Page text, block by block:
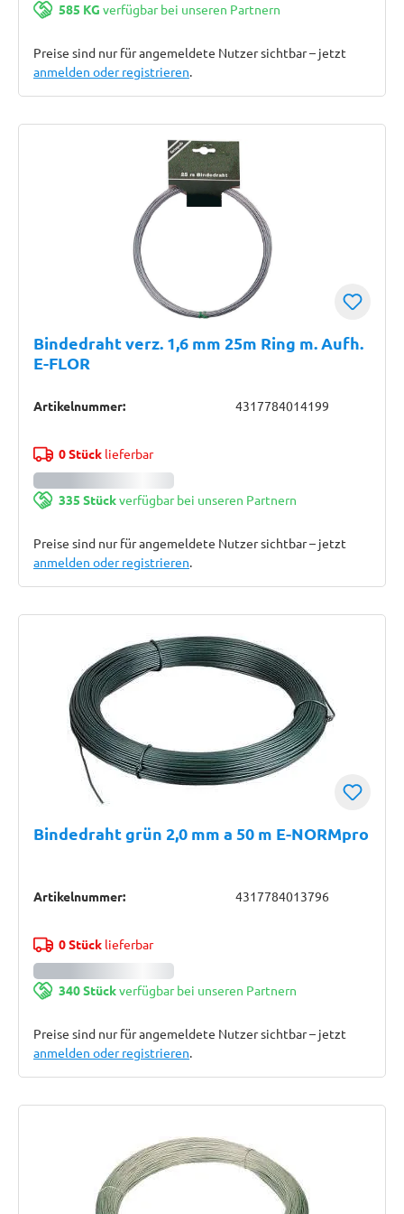
585 KG verfügbar bei unseren Partnern
Preise sind nur für angemeldete Nutzer sichtbar – jetzt
anmelden oder registrieren.
Bindedraht verz. 1,6 mm 25m Ring m. Aufh.
E-FLOR
Artikelnummer: 4317784014199
0 Stücklieferbar
335 Stückverfügbar bei unseren Partnern
Preise sind nur für angemeldete Nutzer sichtbar – jetzt
anmelden oder registrieren.
Bindedraht grün 2,0 mm a 50 m E-NORMpro
Artikelnummer: 4317784013796
0 Stücklieferbar
340 Stückverfügbar bei unseren Partnern
Preise sind nur für angemeldete Nutzer sichtbar – jetzt
anmelden oder registrieren.